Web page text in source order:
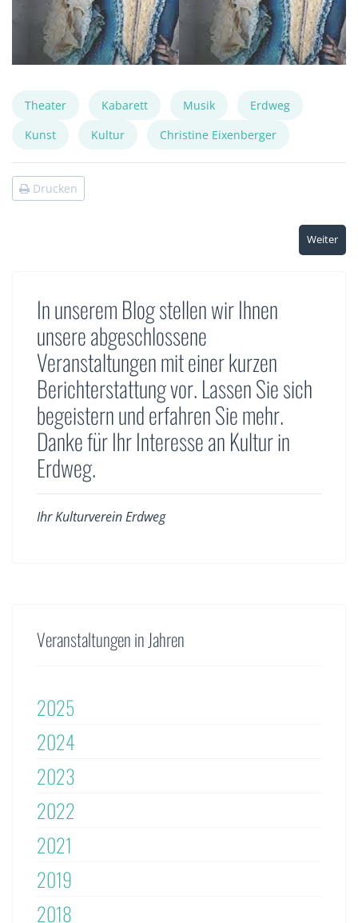
Theater Kabarett Musik
Erdweg
Kunst
Kultur Christine Eixenberger
Drucken
Weiter
In unserem Blog stellen wir Ihnen
unsere abgeschlossene
Veranstaltungen mit einer kurzen
Berichterstattung vor. Lassen Sie sich
begeistern und erfahren Sie mehr.
Danke für Ihr Interesse an Kultur in
Erdweg.
Ihr Kulturverein Erdweg
Veranstaltungen in Jahren
2025
2024
2023
2022
2021
2019
2018